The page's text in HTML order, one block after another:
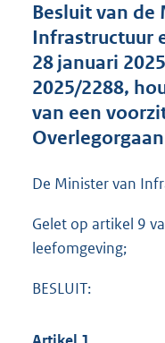
Besluit van de
Infrastructuur
28 januari
2025/2288,
van een
De Minister van
Gelet op artikel 9
leefomgeving;
BESLUIT: